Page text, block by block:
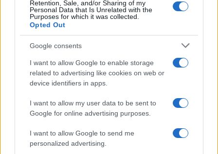
Retention, Sale, and/or Sharing of my
Personal Data that Is Unrelated with the
Purposes for which it was collected.
Opted Out
Google consents
I want to allow Google to enable storage
related to advertising like cookies on web or
device identifiers in apps.
I want to allow my user data to be sent to
Google for online advertising purposes.
I want to allow Google to send me
personalized advertising.